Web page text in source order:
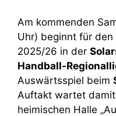
Am kommenden
Uhr) beginnt für
2025/26 in der
Handball-
Auswärtsspiel beim
Auftakt wartet
heimischen Halle